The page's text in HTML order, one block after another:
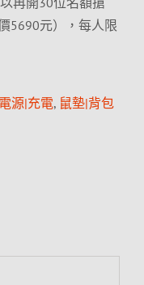
5690元），每人限
源|充電, 鼠墊|背包